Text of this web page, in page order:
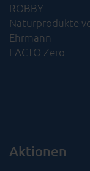
ROBBY
Naturprodukte
Ehrmann
LACTO Zero
Aktionen